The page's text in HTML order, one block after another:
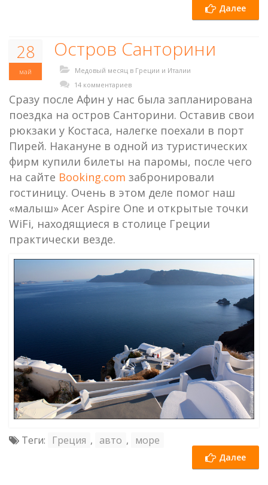
Далее
28
май
Остров Санторини
Медовый месяц в Греции и Италии
14 комментариев
Сразу после Афин у нас была запланирована
поездка на остров Санторини. Оставив свои
рюкзаки у Костаса, налегке поехали в порт
Пирей. Накануне в одной из туристических
фирм купили билеты на паромы, после чего
на сайте Booking.com забронировали
гостиницу. Очень в этом деле помог наш
«малыш» Acer Aspire One и открытые точки
WiFi, находящиеся в столице Греции
практически везде.
Теги: Греция , авто , море
Далее